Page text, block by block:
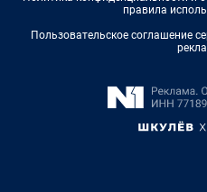
правила
Пользовательское соглашение